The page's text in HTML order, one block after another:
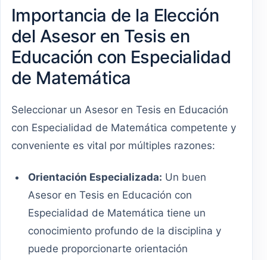
Importancia de la Elección
del Asesor en Tesis en
Educación con Especialidad
de Matemática
Seleccionar un Asesor en Tesis en Educación
con Especialidad de Matemática competente y
conveniente es vital por múltiples razones:
Orientación Especializada: Un buen
Asesor en Tesis en Educación con
Especialidad de Matemática tiene un
conocimiento profundo de la disciplina y
puede proporcionarte orientación